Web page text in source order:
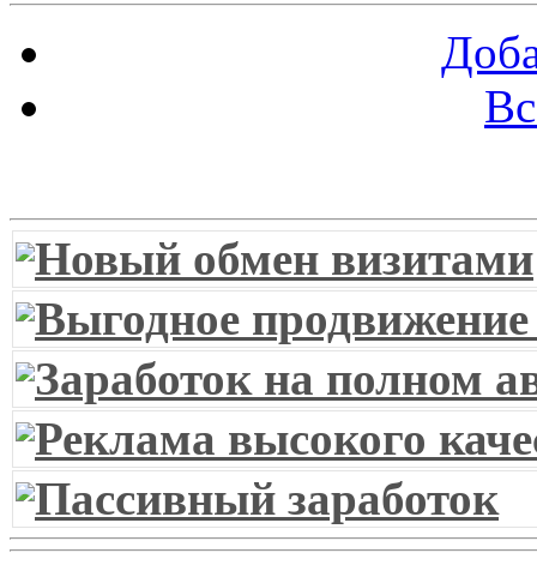
Новый обмен визитами
Выгодное продвижение
Заработок на полном
Реклама высокого
Пассивный заработок